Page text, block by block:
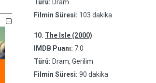
Türü: Dram
Filmin Süresi: 103 dakika
10. The Isle (2000)
IMDB Puanı: 7.0
Türü: Dram, Gerilim
Filmin Süresi: 90 dakika